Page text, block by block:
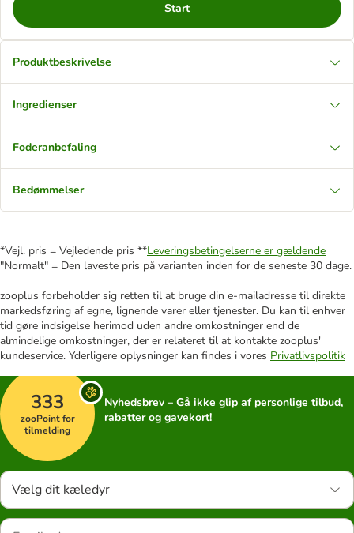
Start
Produktbeskrivelse
Ingredienser
Foderanbefaling
Bedømmelser
*Vejl. pris = Vejledende pris **Leveringsbetingelserne er gældende
"Normalt" = Den laveste pris på varianten inden for de seneste 30 dage.
zooplus forbeholder sig retten til at bruge din e-mailadresse til direkte
markedsføring af egne, lignende varer eller tjenester. Du kan til enhver
tid gøre indsigelse herimod uden andre omkostninger end de
almindelige omkostninger, der er relateret til at kontakte zooplus'
kundeservice. Yderligere oplysninger kan findes i vores Privatlivspolitik
333
zooPoint for
tilmelding
Nyhedsbrev – Gå ikke glip af personlige tilbud,
rabatter og gavekort!
Vælg dit kæledyr